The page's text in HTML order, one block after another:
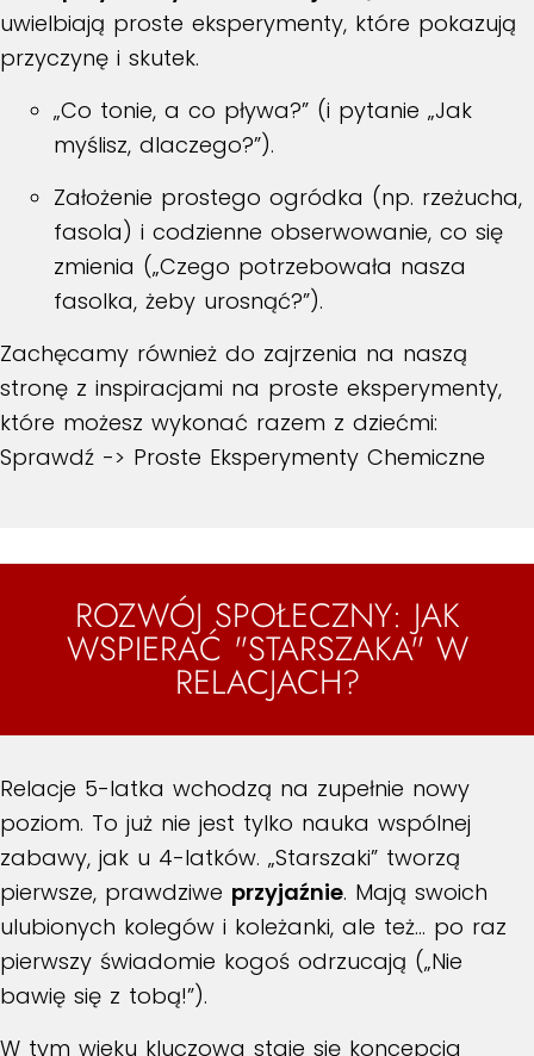
uwielbiają proste eksperymenty, które pokazują
przyczynę i skutek.
„Co tonie, a co pływa?” (i pytanie „Jak
myślisz, dlaczego?”).
Założenie prostego ogródka (np. rzeżucha,
fasola) i codzienne obserwowanie, co się
zmienia („Czego potrzebowała nasza
fasolka, żeby urosnąć?”).
Zachęcamy również do zajrzenia na naszą
stronę z inspiracjami na proste eksperymenty,
które możesz wykonać razem z dziećmi:
Sprawdź -> Proste Eksperymenty Chemiczne
ROZWÓJ SPOŁECZNY: JAK
WSPIERAĆ "STARSZAKA" W
RELACJACH?
Relacje 5-latka wchodzą na zupełnie nowy
poziom. To już nie jest tylko nauka wspólnej
zabawy, jak u 4-latków. „Starszaki” tworzą
pierwsze, prawdziwe przyjaźnie. Mają swoich
ulubionych kolegów i koleżanki, ale też… po raz
pierwszy świadomie kogoś odrzucają („Nie
bawię się z tobą!”).
W tym wieku kluczowa staje się koncepcja